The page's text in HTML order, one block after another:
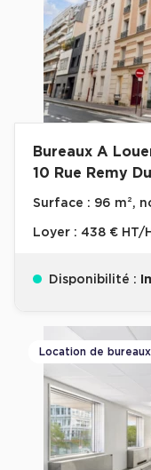
Achat de
Achat de
Achat de
Achat de
Bureaux privés à
Bureaux privés à
Bureaux privés à
Bureaux privés à Lille
Plateaux opérés
Plateaux opérés à
Bureaux A
10 Rue Remy
Surface : 96 m²,
Loyer : 438 € HT/
Disponibilité :
Location de bureaux